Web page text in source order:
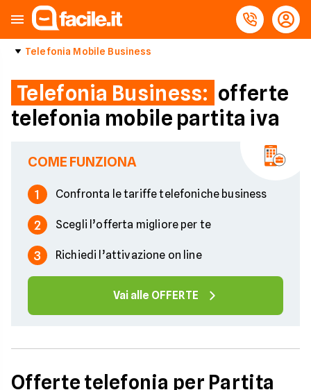
Telefonia Mobile Business
Telefonia Business: offerte
telefonia mobile partita iva
COME FUNZIONA
1 Confronta le tariffe telefoniche business
2 Scegli l’offerta migliore per te
3 Richiedi l’attivazione on line
Vai alle OFFERTE
Offerte telefonia per Partita